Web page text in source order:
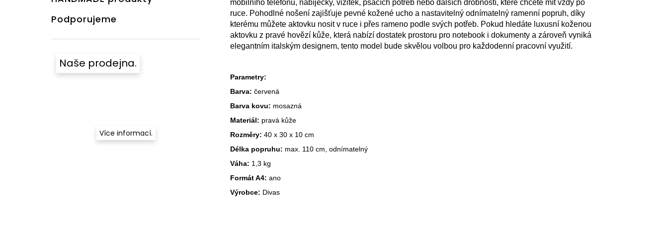
Podporujeme
Naše prodejna.
Více informací.
mobilního telefonu, nabíječky, vizitek, psacích potřeb nebo dalších drobností, které chcete mít vždy po
ruce. Pohodlné nošení zajišťuje pevné kožené ucho a nastavitelný odnímatelný ramenní popruh, díky
kterému můžete aktovku nosit v ruce i přes rameno podle svých potřeb. Pokud hledáte luxusní koženou
aktovku z pravé hovězí kůže, která nabízí dostatek prostoru pro notebook i dokumenty a zároveň vyniká
elegantním italským designem, tento model bude skvělou volbou pro každodenní pracovní využití.
Parametry:
Barva: červená
Barva kovu: mosazná
Materiál: pravá kůže
Rozměry: 40 x 30 x 10 cm
Délka popruhu: max. 110 cm, odnímatelný
Váha: 1,3 kg
Formát A4: ano
Výrobce: Divas